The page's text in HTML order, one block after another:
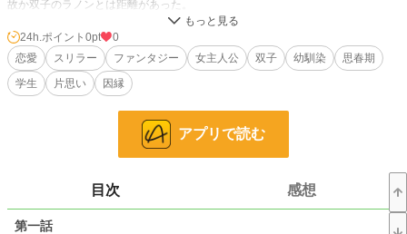
故か双子のラノンとは距離があった。
そんな3人が思春期を迎えたとき、繋いでいた糸が大きくもつれ絡まりはじめ
る。
キミが…アナタが…オマエが…
愛と憎しみと悲しみ。
絡み合ってしまった糸は解けることが出来るのだろうか？
228,935 位 / 228,935 件
66,396 位 / 66,396 件
24h.ポイント
24h.ポイント 0pt
0
恋愛
スリラー ファンタジー 女主人公 双子 幼馴染
思春期
学生
片思い 因縁
アプリで読む
目次 感想
第一話